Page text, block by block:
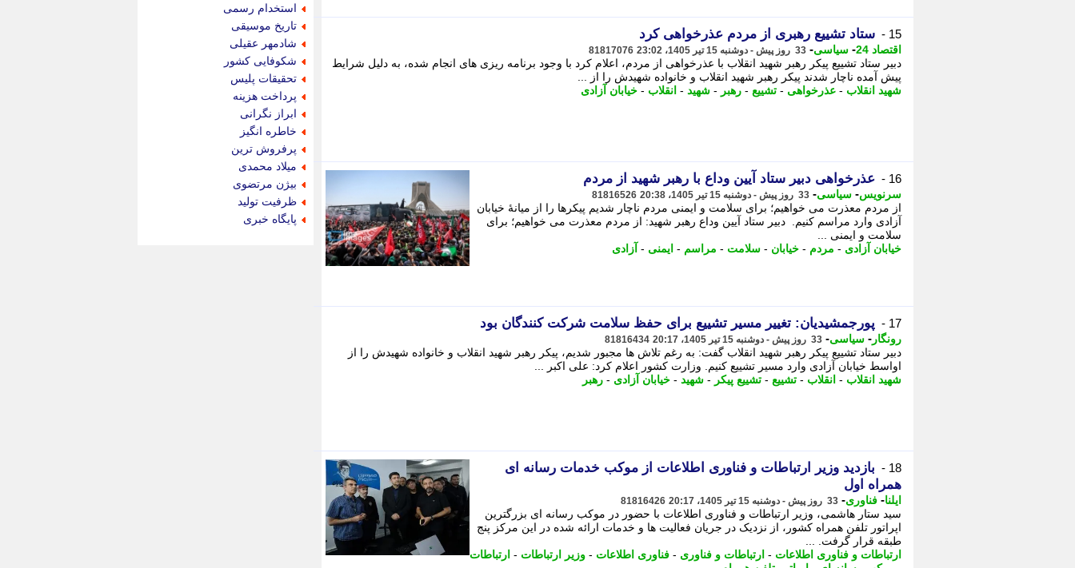
15 - ستاد تشییع رهبری از مردم عذرخواهی کرد
اقتصاد 24 - سیاسی- 33 روز پیش - دوشنبه 15 تیر 1405، 23:02 81817076
دبیر ستاد تشییع پیکر رهبر شهید انقلاب با عذرخواهی از مردم، اعلام کرد با وجود برنامه ریزی های انجام شده، به دلیل شرایط
پیش آمده ناچار شدند پیکر رهبر شهید انقلاب و خانواده شهیدش را از ...
شهید انقلاب - عذرخواهی - تشییع - رهبر - شهید - انقلاب - خیابان آزادی
16 - عذرخواهی دبیر ستاد آیین وداع با رهبر شهید از مردم
سرنویس- سیاسی- 33 روز پیش - دوشنبه 15 تیر 1405، 20:38 81816526
از مردم معذرت می خواهیم؛ برای سلامت و ایمنی مردم ناچار شدیم پیکرها را از میانهٔ خیابان
آزادی وارد مراسم کنیم. دبیر ستاد آیین وداع رهبر شهید: از مردم معذرت می خواهیم؛ برای
سلامت و ایمنی ...
خیابان آزادی - مردم - خیابان - سلامت - مراسم - ایمنی - آزادی
17 - پورجمشیدیان: تغییر مسیر تشییع برای حفظ سلامت شرکت کنندگان بود
رونگار - سیاسی- 33 روز پیش - دوشنبه 15 تیر 1405، 20:17 81816434
دبیر ستاد تشییع پیکر رهبر شهید انقلاب گفت: به رغم تلاش ها مجبور شدیم، پیکر رهبر شهید انقلاب و خانواده شهیدش را از
اواسط خیابان آزادی وارد مسیر تشییع کنیم. وزارت کشور اعلام کرد: علی اکبر ...
شهید انقلاب - انقلاب - تشییع - تشییع پیکر - شهید - خیابان آزادی - رهبر
18 -
بازدید وزیر ارتباطات و فناوری اطلاعات از موکب خدمات رسانه ای
همراه اول
ایلنا- فناوری- 33 روز پیش - دوشنبه 15 تیر 1405، 20:17 81816426
سید ستار هاشمی، وزیر ارتباطات و فناوری اطلاعات با حضور در موکب رسانه ای بزرگترین
اپراتور تلفن همراه کشور، از نزدیک در جریان فعالیت ها و خدمات ارائه شده در این مرکز پنج
طبقه قرار گرفت. ...
ارتباطات و فناوری اطلاعات - ارتباطات و فناوری - فناوری اطلاعات - وزیر ارتباطات - ارتباطات
استخدام رسمی
تاریخ موسیقی
شادمهر عقیلی
شکوفایی کشور
تحقیقات پلیس
پرداخت هزینه
ابراز نگرانی
خاطره انگیز
پرفروش ترین
میلاد محمدی
بیژن مرتضوی
ظرفیت تولید
پایگاه خبری